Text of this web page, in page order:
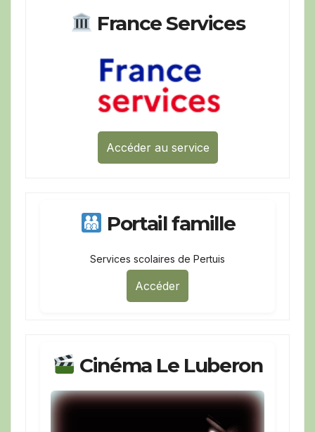
France Services
Accéder au service
Portail famille
Services scolaires de Pertuis
Accéder
Cinéma Le Luberon